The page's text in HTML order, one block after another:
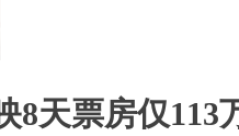
8天票房仅113